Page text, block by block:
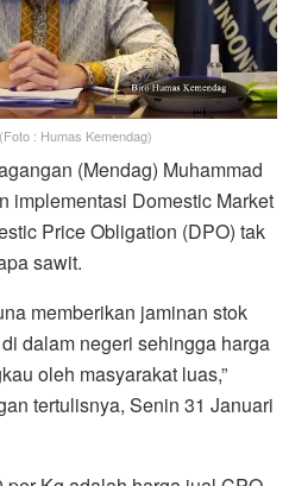
: Humas Kemendag)
(Mendag) Muhammad
implementasi Domestic Market
Price Obligation (DPO) tak
sawit.
memberikan jaminan stok
dalam negeri sehingga harga
oleh masyarakat luas,”
tertulisnya, Senin 31 Januari